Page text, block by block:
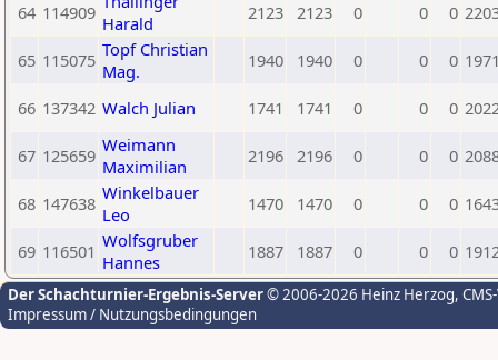
64 114909 Harald
2123 2123 0 0 0
65 115075 Topf Christian
Mag.
1940 1940 0 0 0
66 137342 Walch Julian 1741 1741 0 0 0
67 125659 Weimann
Maximilian
2196 2196 0 0 0
68 147638 Winkelbauer
Leo
1470 1470 0 0 0
69 116501 Wolfsgruber
Hannes
1887 1887 0 0 0
Der Schachturnier-Ergebnis-Server© 2006-2026 Heinz Herzog,
Impressum / Nutzungsbedingungen